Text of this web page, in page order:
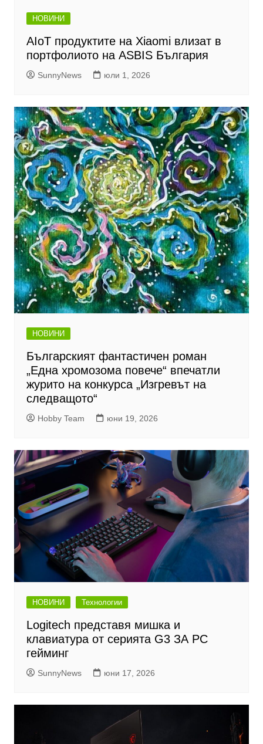
НОВИНИ
AIoT продуктите на Xiaomi влизат в
портфолиото на ASBIS България
SunnyNews юли 1, 2026
НОВИНИ
Българският фантастичен роман
„Една хромозома повече“ впечатли
журито на конкурса „Изгревът на
следващото“
Hobby Team юни 19, 2026
НОВИНИ Технологии
Logitech представя мишка и
клавиатура от серията G3 ЗА PC
гейминг
SunnyNews юни 17, 2026